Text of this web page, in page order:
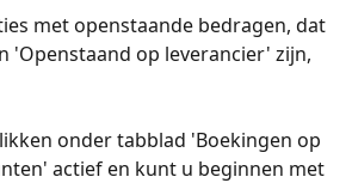
met openstaande bedragen, dat
'Openstaand op leverancier' zijn,
onder tabblad 'Boekingen op
actief en kunt u beginnen met